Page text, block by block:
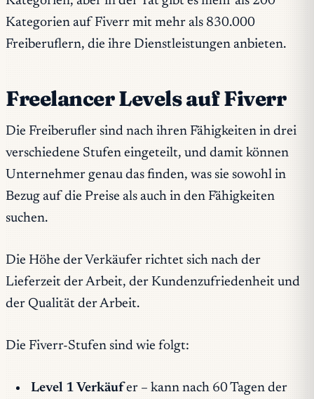
Kategorien auf Fiverr mit mehr als 830.000
Freiberuflern, die ihre Dienstleistungen anbieten.
Freelancer Levels auf Fiverr
Die Freiberufler sind nach ihren Fähigkeiten in drei
verschiedene Stufen eingeteilt, und damit können
Unternehmer genau das finden, was sie sowohl in
Bezug auf die Preise als auch in den Fähigkeiten
suchen.
Die Höhe der Verkäufer richtet sich nach der
Lieferzeit der Arbeit, der Kundenzufriedenheit und
der Qualität der Arbeit.
Die Fiverr-Stufen sind wie folgt:
Level 1 Verkäuf er – kann nach 60 Tagen der